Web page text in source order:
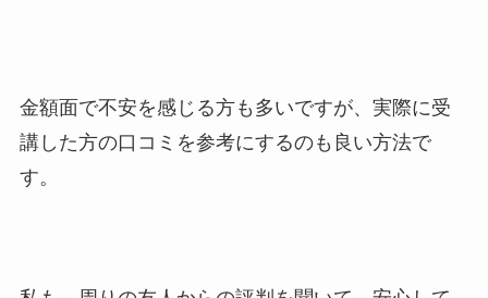
金額面で不安を感じる方も多いですが、実際に受
講した方の口コミを参考にするのも良い方法で
す。